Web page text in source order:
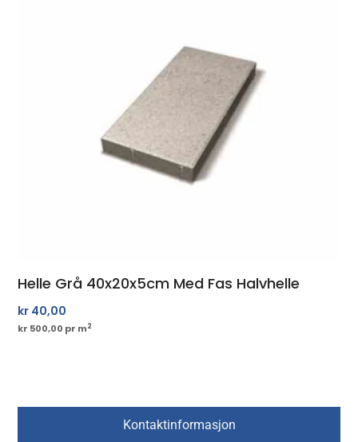
Helle Grå 40x20x5cm Med Fas Halvhelle
kr 40,00
kr 500,00 pr m2
Kontaktinformasjon